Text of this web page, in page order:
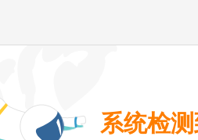
系统检